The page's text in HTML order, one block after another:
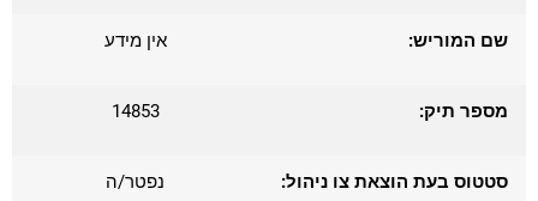
שם המוריש: אין מידע
מספר תיק: 14853
סטטוס בעת הוצאת צו ניהול: נפטר/ה